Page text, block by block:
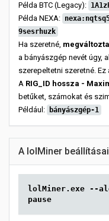
Példa BTC (Legacy):
Példa NEXA:
9sesrhuzk
Ha szeretné,
a bányászgép nevét úgy,
szerepeltetni szeretné.
A RIG_ID hossza -
betűket, számokat és
Például:
bányászgép-1
A lolMiner
lolMiner.exe --algo
pause